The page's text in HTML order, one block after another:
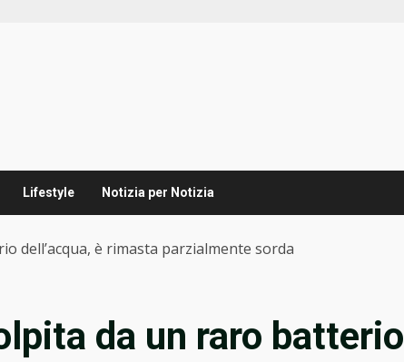
Lifestyle Notizia per Notizia
dell’acqua, è rimasta parzialmente sorda
da un raro batterio